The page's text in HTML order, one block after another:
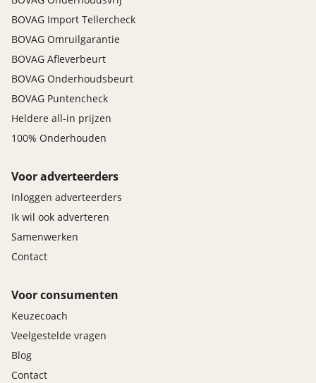
BOVAG Import Tellercheck
BOVAG Omruilgarantie
BOVAG Afleverbeurt
BOVAG Onderhoudsbeurt
BOVAG Puntencheck
Heldere all-in prijzen
100% Onderhouden
Voor adverteerders
Inloggen adverteerders
Ik wil ook adverteren
Samenwerken
Contact
Voor consumenten
Keuzecoach
Veelgestelde vragen
Blog
Contact